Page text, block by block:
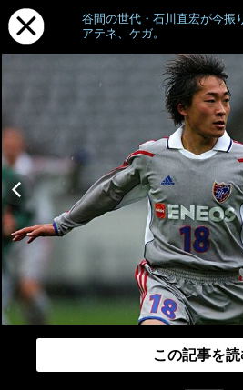
谷間の世代・石川直宏が今振
アテネ、ケガ。
この記事を読